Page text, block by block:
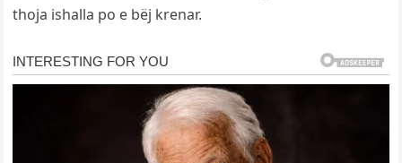
thoja ishalla po e bëj krenar.